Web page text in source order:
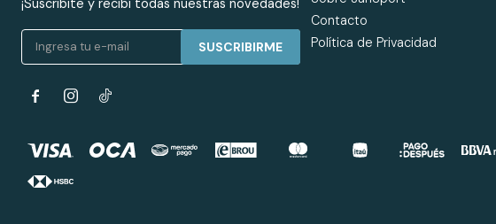
¡Suscribite y recibí todas nuestras novedades!
SUSCRIBIRME
 
Contacto
Política de Privacidad